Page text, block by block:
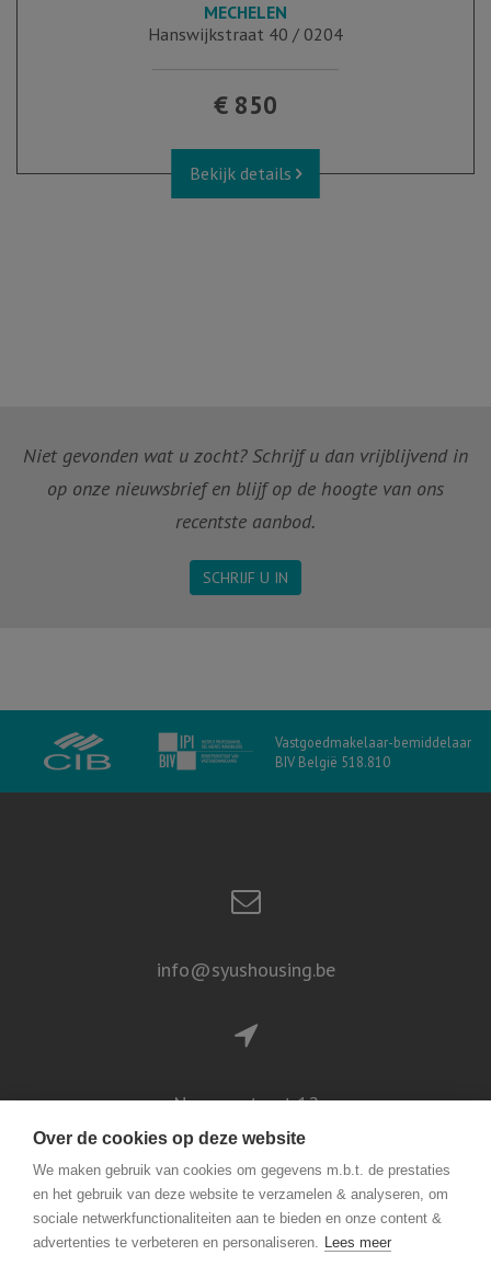
MECHELEN
Hanswijkstraat 40 / 0204
€ 850
Bekijk details
Niet gevonden wat u zocht? Schrijf u dan vrijblijvend in
op onze nieuwsbrief en blijf op de hoogte van ons
recentste aanbod.
SCHRIJF U IN
Vastgoedmakelaar-bemiddelaar
BIV België 518.810
info@syushousing.be
Naamsestraat 12
3000 Leuven
Over de cookies op deze website
We maken gebruik van cookies om gegevens m.b.t. de prestaties
en het gebruik van deze website te verzamelen & analyseren, om
sociale netwerkfunctionaliteiten aan te bieden en onze content &
advertenties te verbeteren en personaliseren. Lees meer